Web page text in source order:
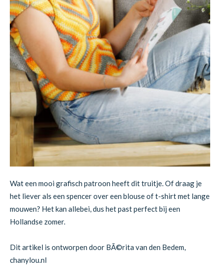
Wat een mooi grafisch patroon heeft dit truitje. Of draag je
het liever als een spencer over een blouse of t-shirt met lange
mouwen? Het kan allebei, dus het past perfect bij een
Hollandse zomer.
Dit artikel is ontworpen door BÃ©rita van den Bedem,
chanylou.nl